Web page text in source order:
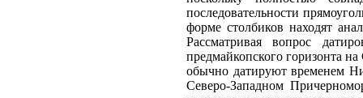
последовательности
форме столбиков находят
Рассматривая вопрос
предмайкопского горизонта
обычно датируют временем
Северо-Западном